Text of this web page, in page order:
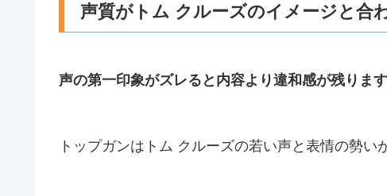
声質がトム クルーズのイメージと合
声の第一印象がズレると内容より違和感が残ります
トップガンはトム クルーズの若い声と表情の勢い